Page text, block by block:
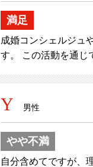
満足
成婚コンシェルジュ
す。 この活動を通じ
Y 男性
やや不満
自分含めてですが、